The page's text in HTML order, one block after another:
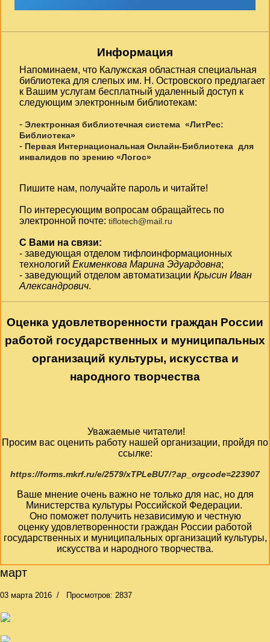
Информация
Напоминаем, что Калужская областная специальная
библиотека для слепых им. Н. Островского предлагает
к Вашим услугам бесплатный удаленный доступ к
следующим электронным библиотекам:
- Электронная библиотечная система «ЛитРес:
Библиотека»
- Первая Интернациональная Онлайн-Библиотека для
инвалидов по зрению «Логос»
Пишите нам, получайте пароль и читайте!
По интересующим вопросам обращайтесь по
электронной почте: tiflotech@mail.ru
С Вами на связи:
- заведующая отделом тифлоинформационных
технологий Екименкова Марина Эдуардовна;
- заведующий отделом автоматизации Крысин Иван
Александрович.
Оценка удовлетворенности граждан России
работой государственных и муниципальных
организаций культуры, искусства и
народного творчества
Уважаемые читатели!
Просим вас оценить работу нашей организации, пройдя по
ссылке:
https://forms.mkrf.ru/e/2579/xTPLeBU7/?ap_orgcode=223907
Ваше мнение очень важно не только для нас, но для
Министерства культуры Российской Федерации.
Оно поможет получить независимую и честную
оценку удовлетворенности граждан России работой
государственных и муниципальных организаций культуры,
искусства и народного творчества.
март
03 марта 2016 Просмотров: 2837